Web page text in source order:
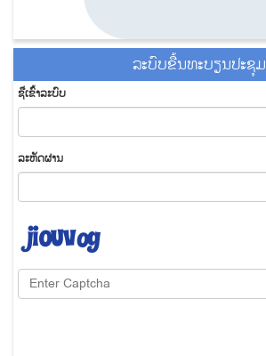
ລະ​ບົບ​ຂື້ນ​ທະ​ບຽນ​ປະ​ຊຸມ
ຊື່​ເຂົ້າ​ລະ​ບົບ
​ລະ​ຫັດ​ຜ່ານ